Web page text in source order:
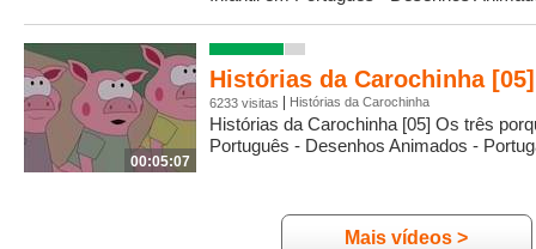
00:05:07
Histórias da Carochinha
6233 visitas Histórias da Carochinha
Histórias da Carochinha [05] Os três
Português - Desenhos Animados -
Mais vídeos >